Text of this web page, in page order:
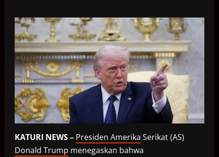
KATURI NEWS – Presiden Amerika Serikat (AS)
Donald Trump menegaskan bahwa